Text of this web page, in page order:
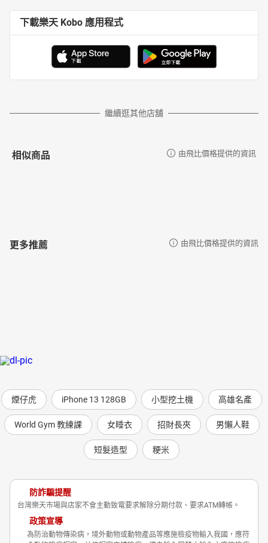
下載樂天 Kobo 應用程式
繼續逛其他店舖
相似商品 由飛比價格提供的資訊
更多推薦 由飛比價格提供的資訊
煙仔虎 iPhone 13 128GB 小型挖土機 高雄名產
World Gym 教練課 女睡衣 招財長夾 男懶人鞋
短髮造型 粳米
防詐騙提醒
台灣樂天市場與店家不會主動致電要求解除分期付款、要求ATM轉帳。
政策宣導
為防治動物傳染病，境外動物或動物產品等應施檢疫物輸入我國，應符